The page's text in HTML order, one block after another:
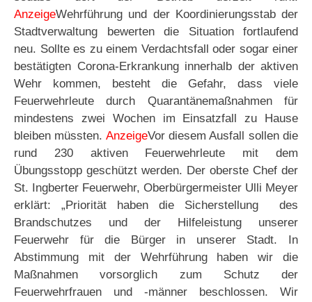
AnzeigeWehrführung und der Koordinierungsstab der
Stadtverwaltung bewerten die Situation fortlaufend
neu. Sollte es zu einem Verdachtsfall oder sogar einer
bestätigten Corona-Erkrankung innerhalb der aktiven
Wehr kommen, besteht die Gefahr, dass viele
Feuerwehrleute durch Quarantänemaßnahmen für
mindestens zwei Wochen im Einsatzfall zu Hause
bleiben müssten. AnzeigeVor diesem Ausfall sollen die
rund 230 aktiven Feuerwehrleute mit dem
Übungsstopp geschützt werden. Der oberste Chef der
St. Ingberter Feuerwehr, Oberbürgermeister Ulli Meyer
erklärt: „Priorität haben die Sicherstellung des
Brandschutzes und der Hilfeleistung unserer
Feuerwehr für die Bürger in unserer Stadt. In
Abstimmung mit der Wehrführung haben wir die
Maßnahmen vorsorglich zum Schutz der
Feuerwehrfrauen und -männer beschlossen. Wir